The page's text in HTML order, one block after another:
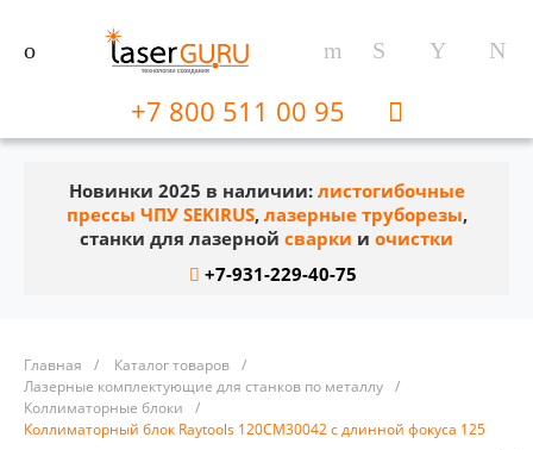
+7 800 511 00 95
Новинки 2025 в наличии: листогибочные
прессы ЧПУ SEKIRUS, лазерные труборезы,
станки для лазерной сварки и очистки
+7-931-229-40-75
Главная / Каталог товаров /
Лазерные комплектующие для станков по металлу /
Коллиматорные блоки
/
Коллиматорный блок Raytools 120CM30042 с длинной фокуса 125